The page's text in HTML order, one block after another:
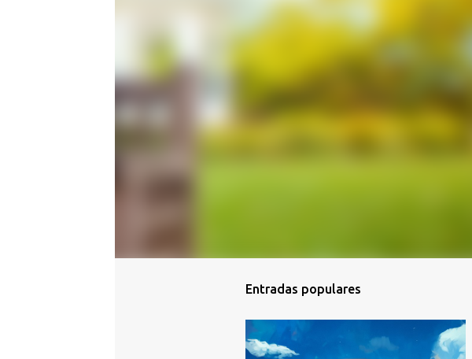
Entradas populares